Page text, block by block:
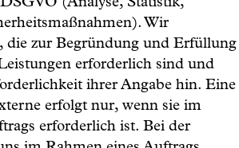
(Analyse, Statistik,
Wir
die zur Begründung und Erfüllung
erforderlich sind und
ihrer Angabe hin. Eine
erfolgt nur, wenn sie im
erforderlich ist. Bei der